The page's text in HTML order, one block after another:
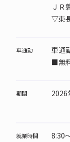
ＪＲ
▽東
車通勤
車通
■無
期間 2026
就業時間
8:30